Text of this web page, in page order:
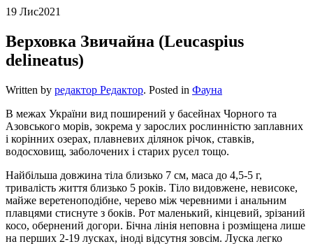
19 Лис2021
Верховка Звичайна (Leucaspius
delineatus)
Written by редактор Редактор. Posted in Фауна
В межах України вид поширений у басейнах Чорного та
Азовського морів, зокрема у зарослих рослинністю заплавних
і корінних озерах, плавневих ділянок річок, ставків,
водосховищ, заболочених і старих русел тощо.
Найбільша довжина тіла близько 7 см, маса до 4,5-5 г,
тривалість життя близько 5 років. Тіло видовжене, невисоке,
майже веретеноподібне, черево між черевними і анальним
плавцями стиснуте з боків. Рот маленький, кінцевий, зрізаний
косо, обернений догори. Бічна лінія неповна і розміщена лише
на перших 2-19 лусках, іноді відсутня зовсім. Луска легко